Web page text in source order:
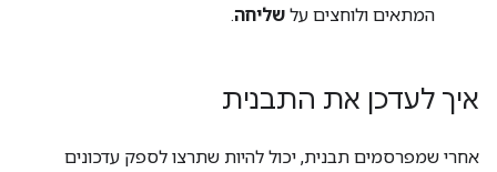
המתאים ולוחצים על שליחה.
איך לעדכן את התבנית
אחרי שמפרסמים תבנית, יכול להיות שתרצו לספק עדכונים